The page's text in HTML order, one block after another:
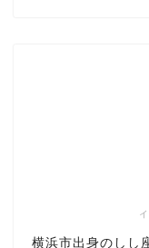
横浜市出身のしし